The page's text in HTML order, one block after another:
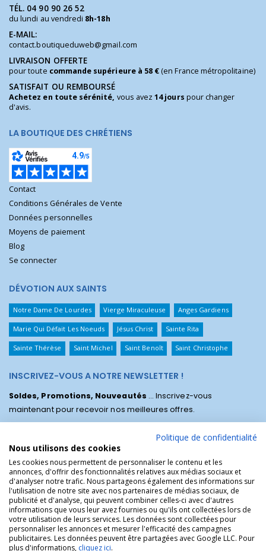
TÉL. 04 90 90 26 52
du lundi au vendredi 8h-18h
E-MAIL:
contact.boutiqueduweb@gmail.com
LIVRAISON OFFERTE
pour toute commande supérieure à 58 €(en France métropolitaine)
SATISFAIT OU REMBOURSÉ
Achetez en toute sérénité, vous avez14 jours pour changer
d'avis.
LA BOUTIQUE DES CHRÉTIENS
Contact
Conditions Générales de Vente
Données personnelles
Moyens de paiement
Blog
Se connecter
DÉVOTION AUX SAINTS
Notre Dame De Lourdes Vierge Miraculeuse Anges Gardiens
Marie Qui Défait Les Noeuds Jésus Christ Sainte Rita
Sainte Thérèse Saint Michel Saint Benoît Saint Christophe
INSCRIVEZ-VOUS A NOTRE NEWSLETTER !
Soldes, Promotions, Nouveautés ... Inscrivez-vous
maintenant pour recevoir nos meilleures offres.
La Boutique des Chrétiens © | La boutique religieuse chrétienne de
référence !.
Politique de confidentialité
Nous utilisons des cookies
Les cookies nous permettent de personnaliser le contenu et les
annonces, d'offrir des fonctionnalités relatives aux médias sociaux et
d'analyser notre trafic. Nous partageons également des informations sur
l'utilisation de notre site avec nos partenaires de médias sociaux, de
publicité et d'analyse, qui peuvent combiner celles-ci avec d'autres
informations que vous leur avez fournies ou qu'ils ont collectées lors de
votre utilisation de leurs services. Les données sont collectées pour
personnaliser les annonces et mesurer l'efficacité des campagnes
publicitaires. Les données peuvent être partagées avec Google LLC. Pour
plus d'informations, cliquez ici.